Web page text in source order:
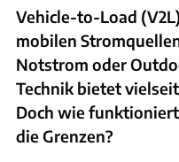
Vehicle-to-Load
mobilen
Notstrom oder
Technik bietet
Doch wie
die Grenzen?